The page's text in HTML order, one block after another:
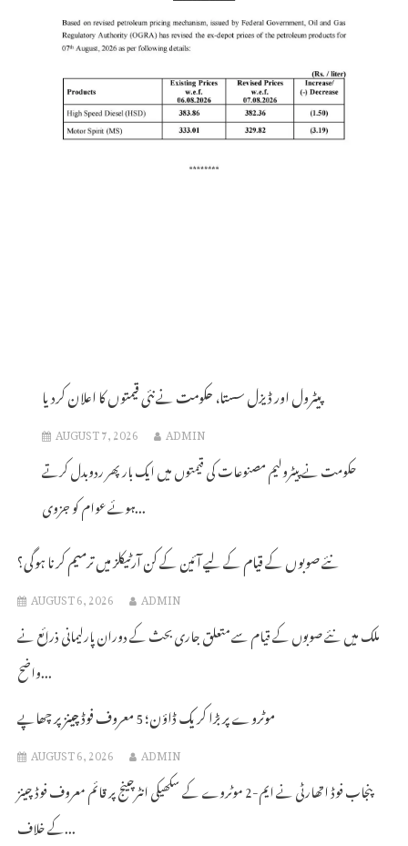
پیٹرول اور ڈیزل سستا، حکومت نے نئی قیمتوں کا اعلان کردیا
AUGUST 7, 2026 ADMIN
حکومت نے پیٹرولیم مصنوعات کی قیمتوں میں ایک بار پھر ردوبدل کرتے
ہوئے عوام کو جزوی...
نئے صوبوں کے قیام کے لیے آئین کے کن آرٹیکلز میں ترمیم کرنا ہوگی؟
AUGUST 6, 2026 ADMIN
ملک میں نئے صوبوں کے قیام سے متعلق جاری بحث کے دوران پارلیمانی ذرائع نے
واضح...
موٹروے پر بڑا کریک ڈاؤن؛ 5 معروف فوڈ چینز پر چھاپے
AUGUST 6, 2026 ADMIN
پنجاب فوڈ اتھارٹی نے ایم-2 موٹروے کے سکھیکی انٹرچینج پر قائم معروف فوڈ چینز
کے خلاف...